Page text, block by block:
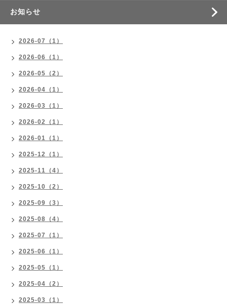
お知らせ
2026-07（1）
2026-06（1）
2026-05（2）
2026-04（1）
2026-03（1）
2026-02（1）
2026-01（1）
2025-12（1）
2025-11（4）
2025-10（2）
2025-09（3）
2025-08（4）
2025-07（1）
2025-06（1）
2025-05（1）
2025-04（2）
2025-03（1）